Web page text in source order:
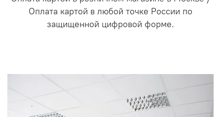
Оплата картой в любой точке России по
защищенной цифровой форме.